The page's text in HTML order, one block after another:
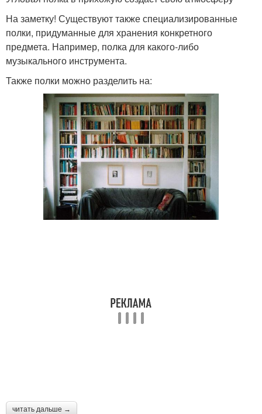
На заметку! Существуют также специализированные
полки, придуманные для хранения конкретного
предмета. Например, полка для какого-либо
музыкального инструмента.
Также полки можно разделить на:
читать дальше →